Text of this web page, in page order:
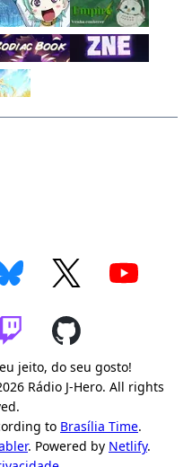
jeito, do seu gosto!
Rádio J-Hero. All rights
to Brasília Time.
. Powered by Netlify.